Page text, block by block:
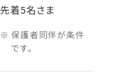
先着5名さま
保護者同伴が条件
です。